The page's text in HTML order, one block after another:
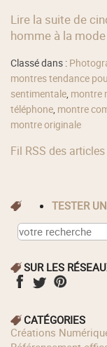
Lire la suite de
homme à la mode
Classé dans :
montres tendance
sentimentale, montre
téléphone, montre
montre originale
Fil RSS des
TESTER
SUR LES
CATÉGORIES
Créations